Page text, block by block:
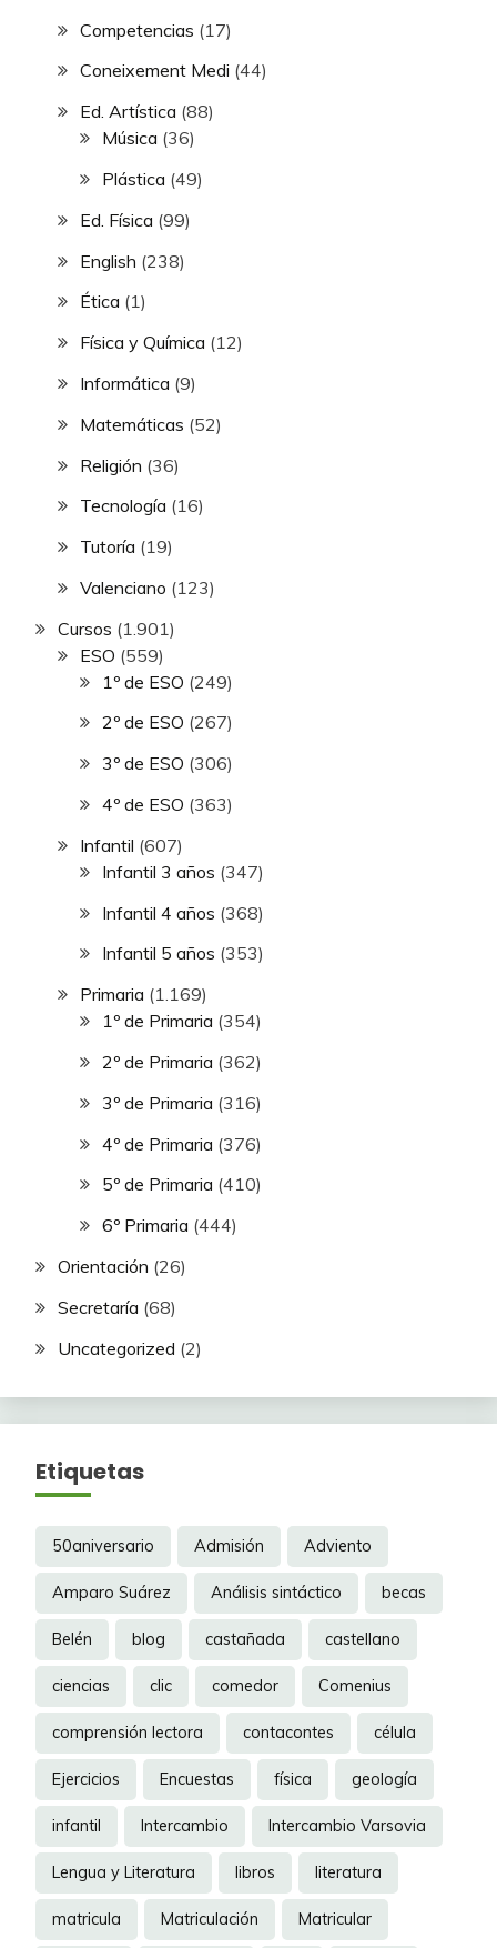
Competencias (17)
Coneixement Medi (44)
Ed. Artística (88)
Música (36)
Plástica (49)
Ed. Física (99)
English (238)
Ética (1)
Física y Química (12)
Informática (9)
Matemáticas (52)
Religión (36)
Tecnología (16)
Tutoría (19)
Valenciano (123)
Cursos (1.901)
ESO (559)
1º de ESO (249)
2º de ESO (267)
3º de ESO (306)
4º de ESO (363)
Infantil (607)
Infantil 3 años (347)
Infantil 4 años (368)
Infantil 5 años (353)
Primaria (1.169)
1º de Primaria (354)
2º de Primaria (362)
3º de Primaria (316)
4º de Primaria (376)
5º de Primaria (410)
6º Primaria (444)
Orientación (26)
Secretaría (68)
Uncategorized (2)
Etiquetas
50aniversario Admisión Adviento
Amparo Suárez Análisis sintáctico becas
Belén blog castañada castellano
ciencias clic comedor Comenius
comprensión lectora contacontes célula
Ejercicios Encuestas física geología
infantil Intercambio Intercambio Varsovia
Lengua y Literatura libros literatura
matricula Matriculación Matricular